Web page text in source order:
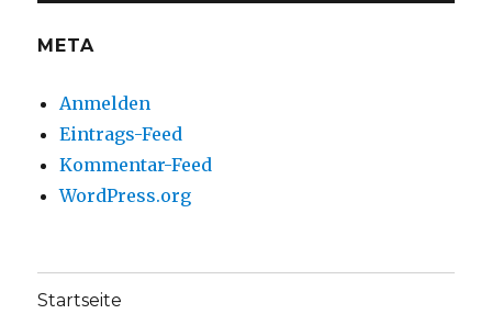
META
Anmelden
Eintrags-Feed
Kommentar-Feed
WordPress.org
Startseite